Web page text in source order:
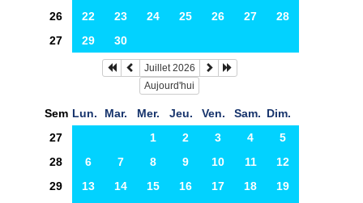
26
22 23 24 25 26 27
28
27
29 30
Juillet 2026
Aujourd'hui
Sem Lun. Mar. Mer. Jeu. Ven. Sam. Dim.
27
1 2 3 4
5
28
6 7 8 9 10 11
12
29
13 14 15 16 17 18
19